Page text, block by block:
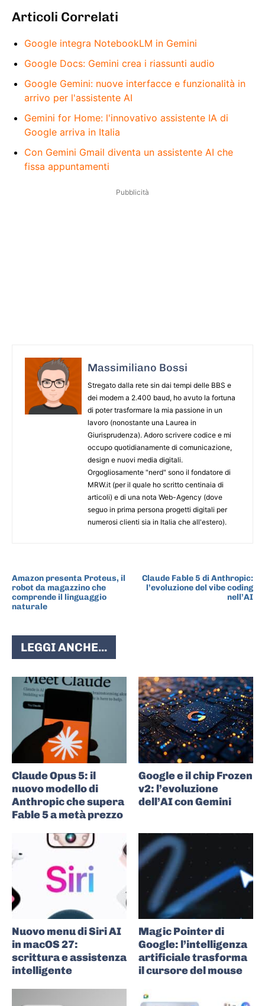
Articoli Correlati
Google integra NotebookLM in Gemini
Google Docs: Gemini crea i riassunti audio
Google Gemini: nuove interfacce e funzionalità in
arrivo per l'assistente AI
Gemini for Home: l'innovativo assistente IA di
Google arriva in Italia
Con Gemini Gmail diventa un assistente AI che
fissa appuntamenti
Pubblicità
Massimiliano Bossi
Stregato dalla rete sin dai tempi delle BBS e
dei modem a 2.400 baud, ho avuto la fortuna
di poter trasformare la mia passione in un
lavoro (nonostante una Laurea in
Giurisprudenza). Adoro scrivere codice e mi
occupo quotidianamente di comunicazione,
design e nuovi media digitali.
Orgogliosamente "nerd" sono il fondatore di
MRW.it (per il quale ho scritto centinaia di
articoli) e di una nota Web-Agency (dove
seguo in prima persona progetti digitali per
numerosi clienti sia in Italia che all'estero).
Amazon presenta Proteus, il
robot da magazzino che
comprende il linguaggio
naturale
Claude Fable 5 di Anthropic:
l’evoluzione del vibe coding
nell’AI
LEGGI ANCHE...
Claude Opus 5: il
nuovo modello di
Anthropic che supera
Fable 5 a metà prezzo
Google e il chip Frozen
v2: l’evoluzione
dell’AI con Gemini
Nuovo menu di Siri AI
in macOS 27:
scrittura e assistenza
intelligente
Magic Pointer di
Google: l’intelligenza
artificiale trasforma
il cursore del mouse